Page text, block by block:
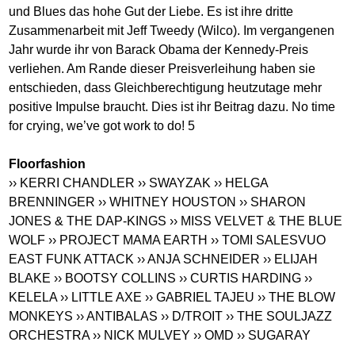
und Blues das hohe Gut der Liebe. Es ist ihre dritte
Zusammenarbeit mit Jeff Tweedy (Wilco). Im vergangenen
Jahr wurde ihr von Barack Obama der Kennedy-Preis
verliehen. Am Rande dieser Preisverleihung haben sie
entschieden, dass Gleichberechtigung heutzutage mehr
positive Impulse braucht. Dies ist ihr Beitrag dazu. No time
for crying, we’ve got work to do! 5
Floorfashion
›› KERRI CHANDLER ›› SWAYZAK ›› HELGA
BRENNINGER ›› WHITNEY HOUSTON ›› SHARON
JONES & THE DAP-KINGS ›› MISS VELVET & THE BLUE
WOLF ›› PROJECT MAMA EARTH ›› TOMI SALESVUO
EAST FUNK ATTACK ›› ANJA SCHNEIDER ›› ELIJAH
BLAKE ›› BOOTSY COLLINS ›› CURTIS HARDING ››
KELELA ›› LITTLE AXE ›› GABRIEL TAJEU ›› THE BLOW
MONKEYS ›› ANTIBALAS ›› D/TROIT ›› THE SOULJAZZ
ORCHESTRA ›› NICK MULVEY ›› OMD ›› SUGARAY